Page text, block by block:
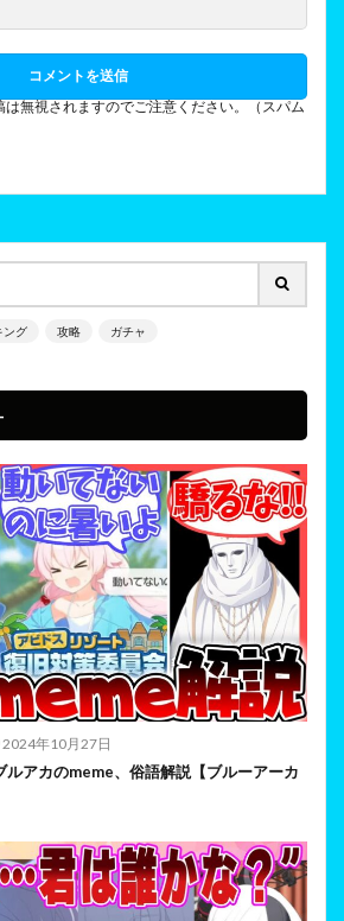
は無視されますのでご注意ください。（スパム
ング 攻略 ガチャ
2024年10月27日
ルアカのmeme、俗語解説【ブルーアーカ